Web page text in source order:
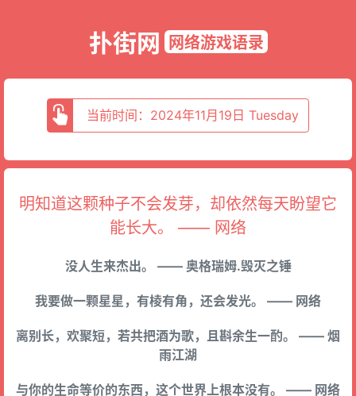
扑街网 网络游戏语录
当前时间：2024年11月19日 Tuesday
明知道这颗种子不会发芽，却依然每天盼望它
能长大。 —— 网络
没人生来杰出。 —— 奥格瑞姆.毁灭之锤
我要做一颗星星，有棱有角，还会发光。 —— 网络
离别长，欢聚短，若共把酒为歌，且斟余生一酌。 —— 烟
雨江湖
与你的生命等价的东西，这个世界上根本没有。 —— 网络